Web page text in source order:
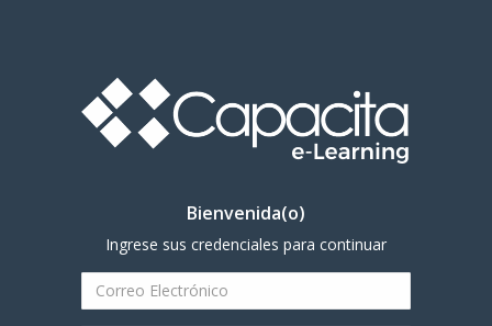
Bienvenida(o)
Ingrese sus credenciales para continuar